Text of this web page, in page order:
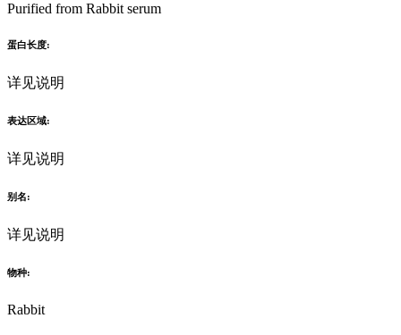
Purified from Rabbit serum
蛋白长度:
详见说明
表达区域:
详见说明
别名:
详见说明
物种:
Rabbit